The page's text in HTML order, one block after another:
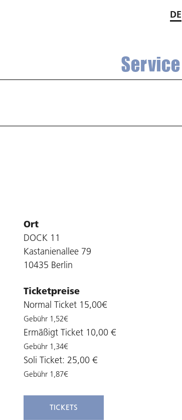
DE
Service
Ort
DOCK 11
Kastanienallee 79
10435 Berlin
Ticketpreise
Normal Ticket 15,00€
Gebühr 1,52€
Ermäßigt Ticket 10,00 €
Gebühr 1,34€
Soli Ticket: 25,00 €
Gebühr 1,87€
TICKETS